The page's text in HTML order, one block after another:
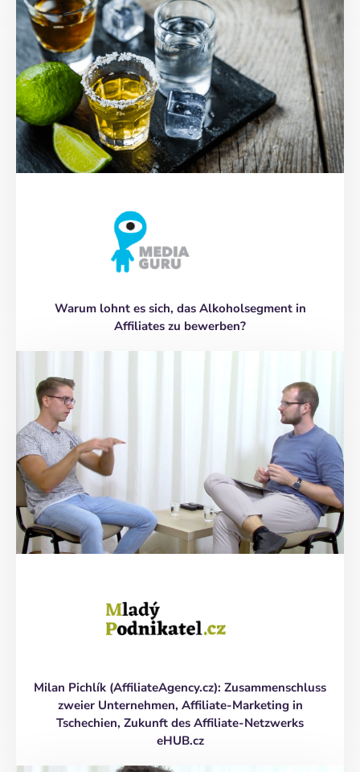
Warum lohnt es sich, das Alkoholsegment in
Affiliates zu bewerben?
Milan Pichlík (AffiliateAgency.cz): Zusammenschluss
zweier Unternehmen, Affiliate-Marketing in
Tschechien, Zukunft des Affiliate-Netzwerks
eHUB.cz